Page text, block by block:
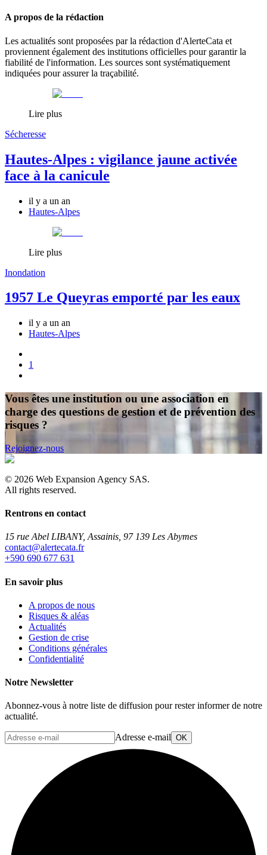
A propos de la rédaction
Les actualités sont proposées par la rédaction d'AlerteCata et
proviennent également des institutions officielles pour garantir la
fiabilité de l'information. Les sources sont systématiquement
indiquées pour assurer la traçabilité.
Lire plus
Sécheresse
Hautes-Alpes : vigilance jaune activée
face à la canicule
il y a un an
Hautes-Alpes
Lire plus
Inondation
1957 Le Queyras emporté par les eaux
il y a un an
Hautes-Alpes
1
Vous êtes une institution ou une association en
charge des questions de gestion et de prévention des
risques ?
Rejoignez-nous
© 2026 Web Expansion Agency SAS.
All rights reserved.
Rentrons en contact
15 rue Abel LIBANY, Assainis, 97 139 Les Abymes
rf.atacetrela@tcatnoc
+590 690 677 631
En savoir plus
A propos de nous
Risques & aléas
Actualités
Gestion de crise
Conditions générales
Confidentialité
Notre Newsletter
Abonnez-vous à notre liste de diffusion pour rester informer de notre
actualité.
Adresse e-mail